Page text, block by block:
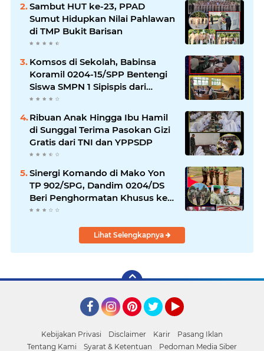
Sambut HUT ke-23, PPAD
Sumut Hidupkan Nilai Pahlawan
di TMP Bukit Barisan
Komsos di Sekolah, Babinsa
Koramil 0204-15/SPP Bentengi
Siswa SMPN 1 Sipispis dari
Bahaya Narkotika
Ribuan Anak Hingga Ibu Hamil
di Sunggal Terima Pasokan Gizi
Gratis dari TNI dan YPPSDP
Sinergi Komando di Mako Yon
TP 902/SPG, Dandim 0204/DS
Beri Penghormatan Khusus ke
Menhan RI
Lihat Selengkapnya
Kebijakan Privasi Disclaimer Karir
Pasang Iklan
Tentang Kami
Syarat & Ketentuan Pedoman Media Siber